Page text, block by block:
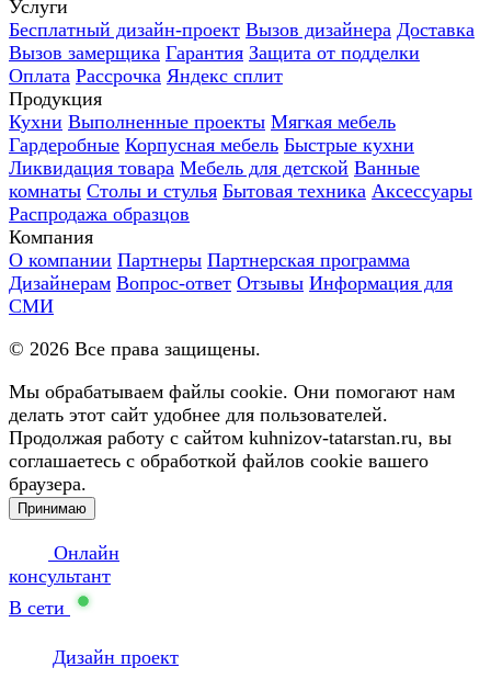
Услуги
Бесплатный дизайн-проект Вызов дизайнера Доставка
Вызов замерщика Гарантия Защита от подделки
Оплата Рассрочка Яндекс сплит
Продукция
Кухни Выполненные проекты Мягкая мебель
Гардеробные Корпусная мебель Быстрые кухни
Ликвидация товара Мебель для детской Ванные
комнаты Столы и стулья Бытовая техника Аксессуары
Распродажа образцов
Компания
О компании Партнеры Партнерская программа
Дизайнерам Вопрос-ответ Отзывы Информация для
СМИ
© 2026 Все права защищены.
Мы обрабатываем файлы cookie. Они помогают нам
делать этот сайт удобнее для пользователей.
Продолжая работу с сайтом kuhnizov-tatarstan.ru, вы
соглашаетесь с обработкой файлов cookie вашего
браузера.
Принимаю
Онлайн
консультант
В сети
Дизайн проект